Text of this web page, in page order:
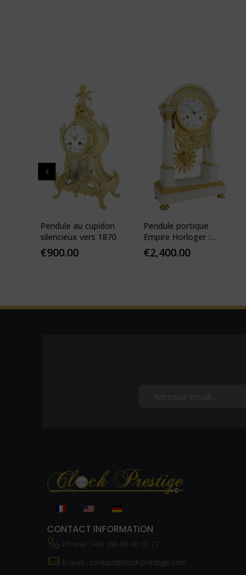
Pendule au cupidon
silencieux vers 1870
€900.00
Pendule portique
Empire Horloger :
VEIBEL 1810
€2,400.00
CONTACT INFORMATION
Phone : +33 (0)6 86 90 03 27
E-mail : contact@clockprestige.com